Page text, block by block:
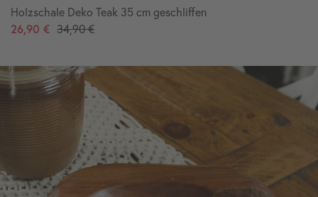
Holzschale Deko Teak 35 cm geschliffen
26,90 € 34,90 €